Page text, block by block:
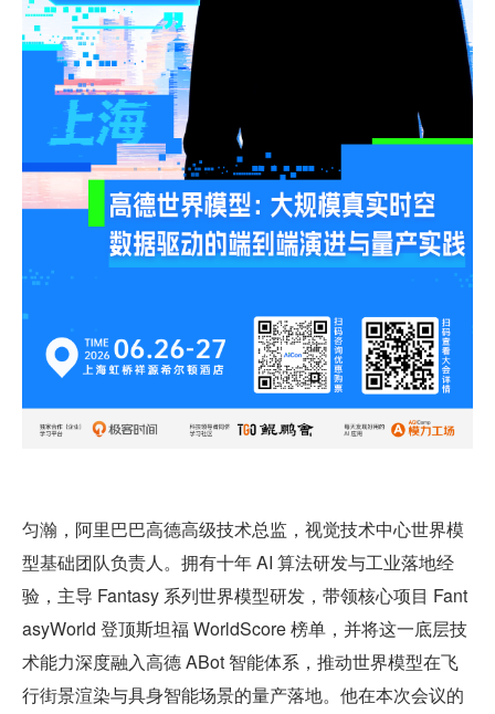
匀瀚，阿里巴巴高德高级技术总监，视觉技术中心世界模
型基础团队负责人。拥有十年 AI 算法研发与工业落地经
验，主导 Fantasy 系列世界模型研发，带领核心项目 Fant
asyWorld 登顶斯坦福 WorldScore 榜单，并将这一底层技
术能力深度融入高德 ABot 智能体系，推动世界模型在飞
行街景渲染与具身智能场景的量产落地。他在本次会议的